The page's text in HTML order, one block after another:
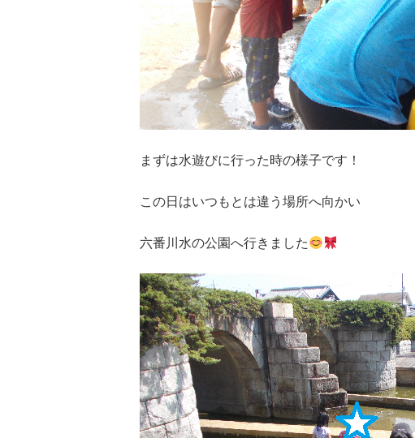
まずは水遊びに行った時の様子です！
この日はいつもとは違う場所へ向かい
六番川水の公園へ行きました